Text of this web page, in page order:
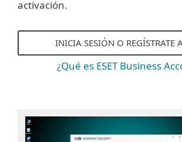
activación.
INICIA SESIÓN O REGÍSTRATE
¿Qué es ESET Business